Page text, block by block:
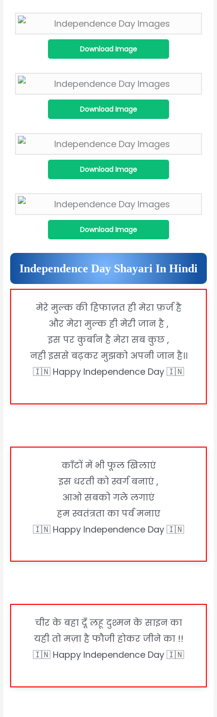
Download Image
Download Image
Download Image
Download Image
Independence Day Shayari In Hindi
मेरे मुल्क की हिफाज़त ही मेरा फ़र्ज है
और मेरा मुल्क ही मेरी जान है ,
इस पर कुर्बान है मेरा सब कुछ ,
नही इससे बढ़कर मुझको अपनी जान है।।
🇮🇳 Happy Independence Day 🇮🇳
काँटों में भी फूल खिलाएं
इस धरती को स्वर्ग बनाएं ,
आओ सबको गले लगाएं
हम स्वतंत्रता का पर्व मनाए
🇮🇳 Happy Independence Day 🇮🇳
चीर के बहा दूँ लहू दुश्मन के साइन का
यही तो मज़ा है फौजी होकर जीने का !!
🇮🇳 Happy Independence Day 🇮🇳